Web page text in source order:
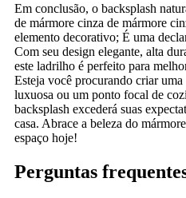
Em conclusão, o backsplash
de mármore cinza de mármore
elemento decorativo; É uma
Com seu design elegante, alta
este ladrilho é perfeito para
Esteja você procurando criar
luxuosa ou um ponto focal de
backsplash excederá suas
casa. Abrace a beleza do
espaço hoje!
Perguntas